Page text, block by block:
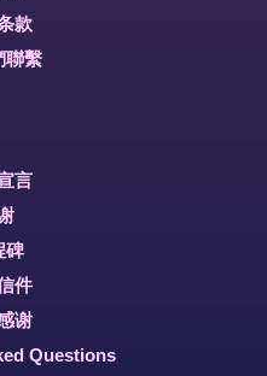
款
聯繫
言
碑
件
谢
Questions